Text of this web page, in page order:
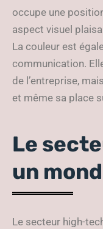
occupe une
aspect visuel
La couleur est
communication.
de l’entreprise,
et même sa place
Le
un
Le secteur high-